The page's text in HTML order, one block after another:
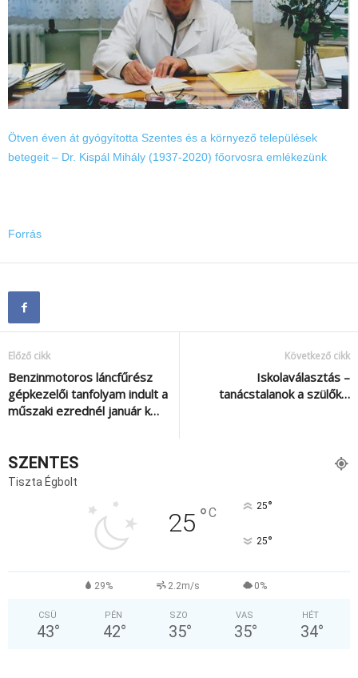
Ötven éven át gyógyította Szentes és a környező települések
betegeit – Dr. Kispál Mihály (1937-2020) főorvosra emlékezünk
Forrás
Előző cikk
Benzinmotoros láncfűrész
gépkezelői tanfolyam indult a
műszaki ezrednél január k…
Következő cikk
Iskolaválasztás –
tanácstalanok a szülők…
SZENTES
Tiszta Égbolt
25 °C 25°
25°
29% 2.2m/s 0%
CSÜ
43°
PÉN
42°
SZO
35°
VAS
35°
HÉT
34°